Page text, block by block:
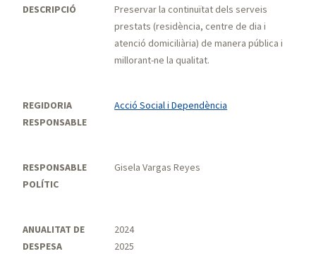
DESCRIPCIÓ
Preservar la continuïtat dels serveis
prestats (residència, centre de dia i
atenció domiciliària) de manera pública i
millorant-ne la qualitat.
REGIDORIA
RESPONSABLE
Acció Social i Dependència
RESPONSABLE
POLÍTIC
Gisela Vargas Reyes
ANUALITAT DE
DESPESA
2024
2025